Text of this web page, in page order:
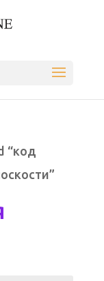
“код